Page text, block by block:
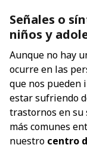
Señales o
niños y
Aunque no hay
ocurre en las
que nos pueden
estar sufriendo
trastornos en su
más comunes
nuestro centro